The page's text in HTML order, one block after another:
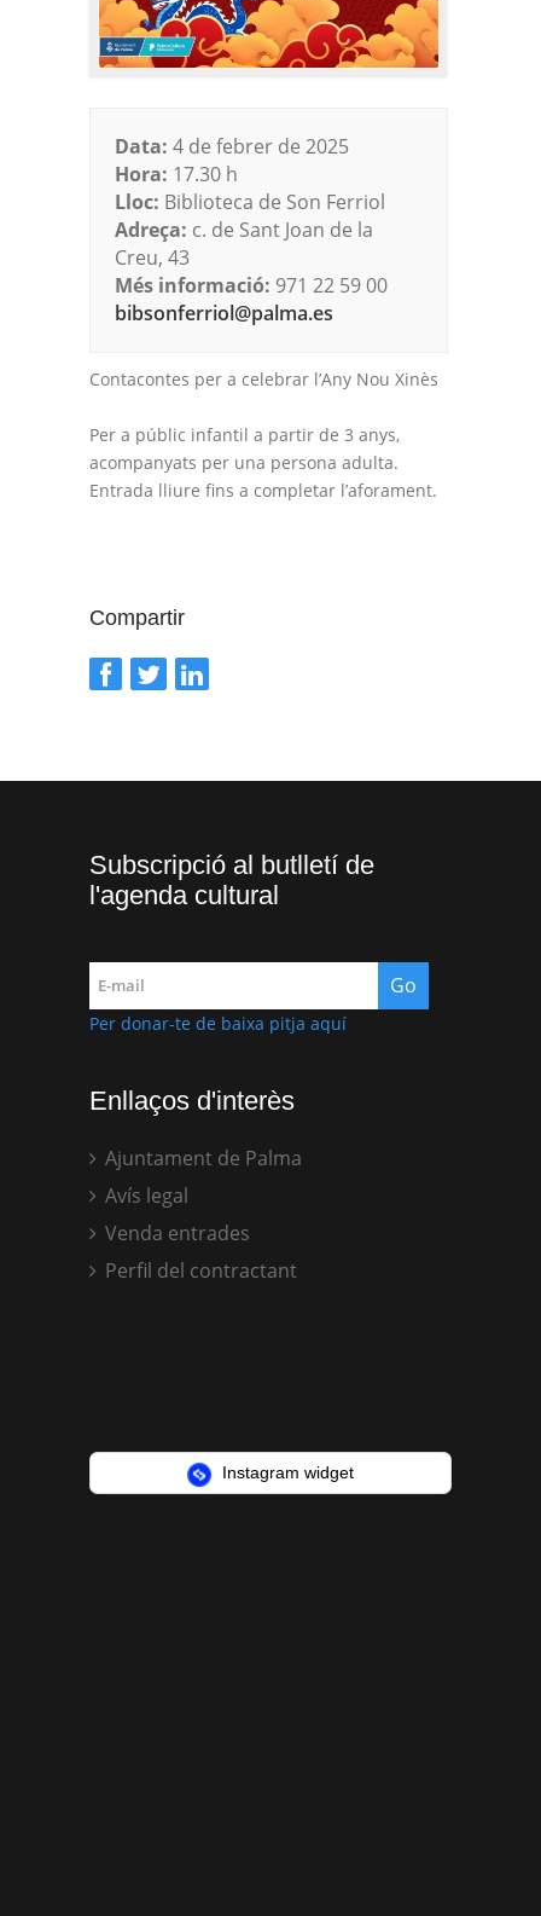
Data: 4 de febrer de 2025
Hora: 17.30 h
Lloc: Biblioteca de Son Ferriol
Adreça: c. de Sant Joan de la
Creu, 43
Més informació: 971 22 59 00
bibsonferriol@palma.es
Contacontes per a celebrar l’Any Nou Xinès
Per a públic infantil a partir de 3 anys,
acompanyats per una persona adulta.
Entrada lliure fins a completar l’aforament.
Compartir
Subscripció al butlletí de
l'agenda cultural
Per donar-te de baixa pitja aquí
Enllaços d'interès
Ajuntament de Palma
Avís legal
Venda entrades
Perfil del contractant
Instagram widget